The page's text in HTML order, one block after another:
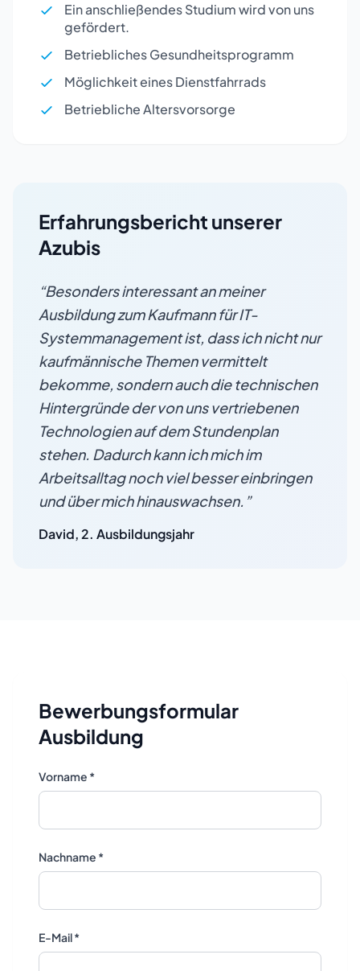
Ein anschließendes Studium wird von uns
gefördert.
Betriebliches Gesundheitsprogramm
Möglichkeit eines Dienstfahrrads
Betriebliche Altersvorsorge
Erfahrungsbericht unserer
Azubis
“Besonders interessant an meiner
Ausbildung zum Kaufmann für IT-
Systemmanagement ist, dass ich nicht nur
kaufmännische Themen vermittelt
bekomme, sondern auch die technischen
Hintergründe der von uns vertriebenen
Technologien auf dem Stundenplan
stehen. Dadurch kann ich mich im
Arbeitsalltag noch viel besser einbringen
und über mich hinauswachsen. ”
David,2. Ausbildungsjahr
Bewerbungsformular
Ausbildung
Vorname *
Nachname *
E-Mail *